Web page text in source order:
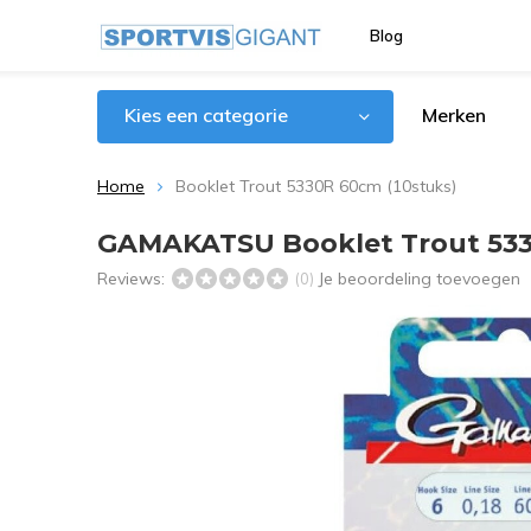
Blog
Kies een categorie Merken
Home Booklet Trout 5330R 60cm (10stuks)
GAMAKATSU Booklet Trout
Reviews: (0) Je beoordeling toevoegen